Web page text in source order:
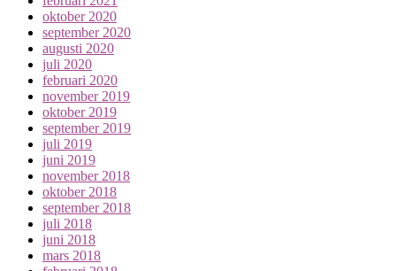
oktober 2020
september 2020
augusti 2020
juli 2020
februari 2020
november 2019
oktober 2019
september 2019
juli 2019
juni 2019
november 2018
oktober 2018
september 2018
juli 2018
juni 2018
mars 2018